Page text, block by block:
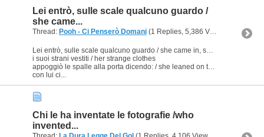
Lei entrò, sulle scale qualcuno guardo /
she came...
Thread: Pooh - Ci Penserò Domani (1 Replies, 5,386 Views) by Ligeia
Lei entrò, sulle scale qualcuno guardo / she came in, someone gazed at
i suoi strani vestiti / her strange clothes
appoggiò le spalle alla porta dicendo: / she leaned on the frame door
con lui ci...
Chi le ha inventate le fotografie /who
invented...